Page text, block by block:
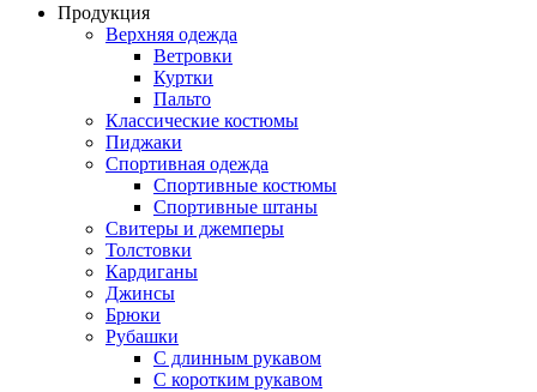
Продукция
Верхняя одежда
Ветровки
Куртки
Пальто
Классические костюмы
Пиджаки
Спортивная одежда
Спортивные костюмы
Спортивные штаны
Свитеры и джемперы
Толстовки
Кардиганы
Джинсы
Брюки
Рубашки
С длинным рукавом
С коротким рукавом